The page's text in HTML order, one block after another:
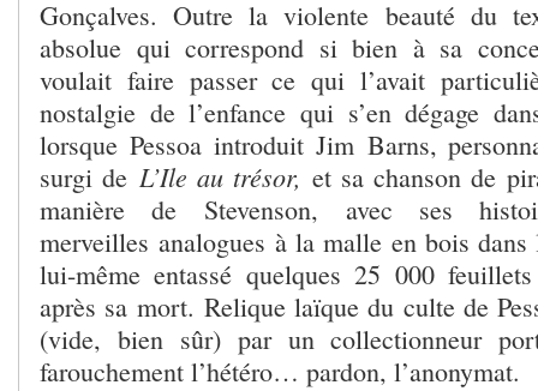
Gonçalves. Outre la violente beauté du
absolue qui correspond si bien à sa
voulait faire passer ce qui l’avait
nostalgie de l’enfance qui s’en dégage
lorsque Pessoa introduit Jim Barns,
surgi de L’Ile au trésor, et sa chanson de
manière de Stevenson, avec ses
merveilles analogues à la malle en bois dans
lui-même entassé quelques 25 000
après sa mort. Relique laïque du culte de
(vide, bien sûr) par un collectionneur
farouchement l’hétéro… pardon, l’anonymat.